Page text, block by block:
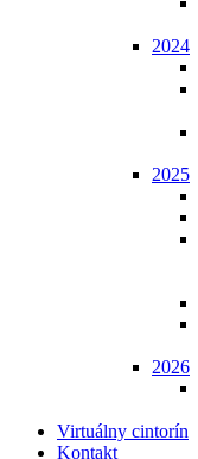
2024
2025
2026
Virtuálny cintorín
Kontakt